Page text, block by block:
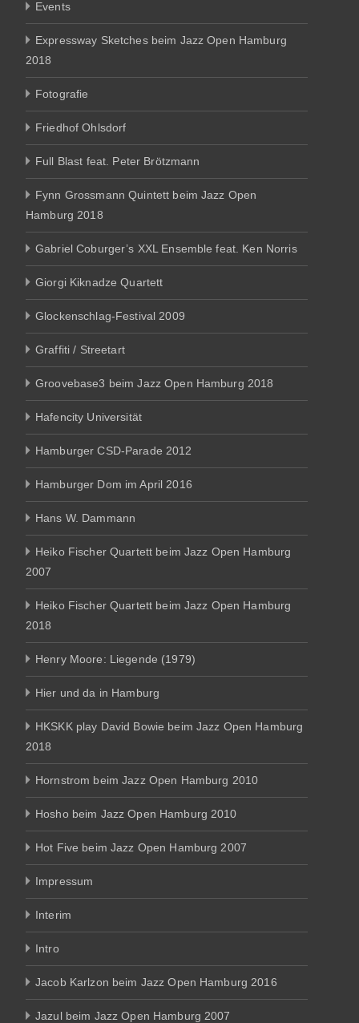
Events
Expressway Sketches beim Jazz Open Hamburg
2018
Fotografie
Friedhof Ohlsdorf
Full Blast feat. Peter Brötzmann
Fynn Grossmann Quintett beim Jazz Open
Hamburg 2018
Gabriel Coburger’s XXL Ensemble feat. Ken Norris
Giorgi Kiknadze Quartett
Glockenschlag-Festival 2009
Graffiti / Streetart
Groovebase3 beim Jazz Open Hamburg 2018
Hafencity Universität
Hamburger CSD-Parade 2012
Hamburger Dom im April 2016
Hans W. Dammann
Heiko Fischer Quartett beim Jazz Open Hamburg
2007
Heiko Fischer Quartett beim Jazz Open Hamburg
2018
Henry Moore: Liegende (1979)
Hier und da in Hamburg
HKSKK play David Bowie beim Jazz Open Hamburg
2018
Hornstrom beim Jazz Open Hamburg 2010
Hosho beim Jazz Open Hamburg 2010
Hot Five beim Jazz Open Hamburg 2007
Impressum
Interim
Intro
Jacob Karlzon beim Jazz Open Hamburg 2016
Jazul beim Jazz Open Hamburg 2007